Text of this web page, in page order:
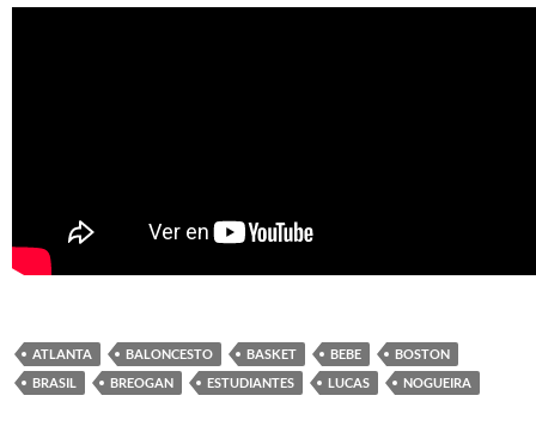
ATLANTA BALONCESTO BASKET BEBE
BOSTON
BRASIL
BREOGAN ESTUDIANTES LUCAS NOGUEIRA